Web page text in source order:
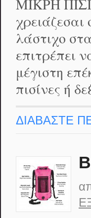
ΜΙΚΡΗ
λάστιχο
επιτρέπει
μέγιστη
πισίνες ή
ΔΙΑΒΑΣΤΕ